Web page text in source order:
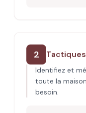
2
Identifiez et
toute la
besoin.